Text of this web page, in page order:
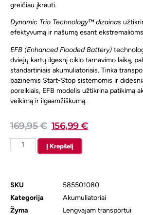
greičiau įkrauti.
Dynamic Trio Technology™ dizainas
efektyvumą ir našumą esant
EFB (Enhanced Flooded Battery)
dviejų kartų ilgesnį ciklo tarnavimo laiką,
standartiniais akumuliatoriais. Tinka
bazinėmis Start-Stop sistemomis ir
poreikiais, EFB modelis užtikrina patikimą
veikimą ir ilgaamžiškumą.
169,95€ 156,99€
Į Krepšelį
SKU
585501080
Kategorija
Akumuliatoriai
Žyma
Lengvajam transportui